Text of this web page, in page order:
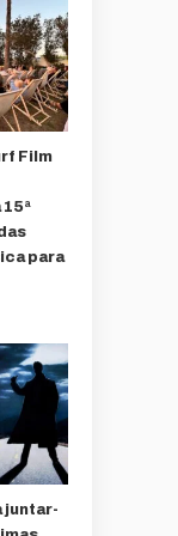
Film
para
juntar-